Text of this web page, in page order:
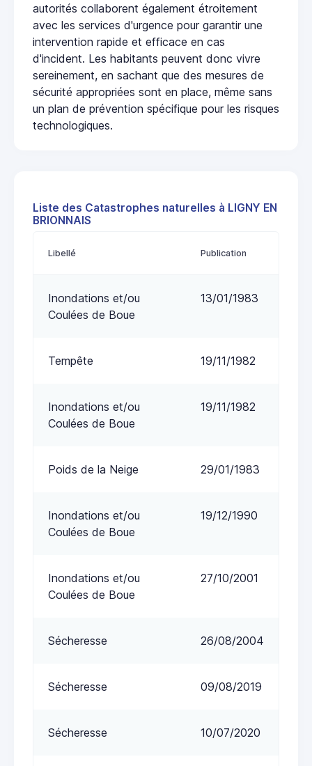
autorités collaborent également étroitement
avec les services d'urgence pour garantir une
intervention rapide et efficace en cas
d'incident. Les habitants peuvent donc vivre
sereinement, en sachant que des mesures de
sécurité appropriées sont en place, même sans
un plan de prévention spécifique pour les risques
technologiques.
Liste des Catastrophes naturelles à LIGNY EN
BRIONNAIS
Libellé Publication
Inondations et/ou
Coulées de Boue
13/01/1983
Tempête 19/11/1982
Inondations et/ou
Coulées de Boue
19/11/1982
Poids de la Neige 29/01/1983
Inondations et/ou
Coulées de Boue
19/12/1990
Inondations et/ou
Coulées de Boue
27/10/2001
Sécheresse 26/08/2004
Sécheresse 09/08/2019
Sécheresse 10/07/2020